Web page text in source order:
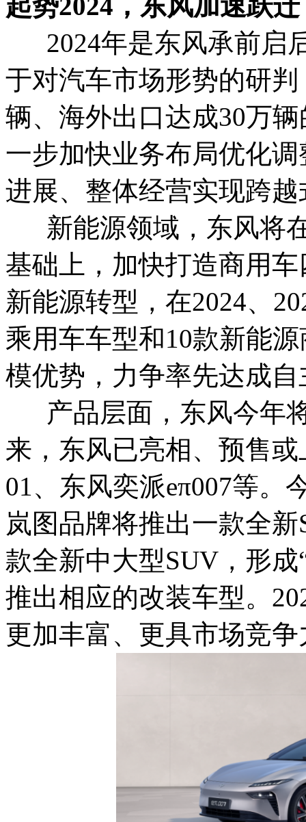
起势2024，东风加速跃迁
2024年是东风承前启
于对汽车市场形势的研
辆、海外出口达成30万
一步加快业务布局优化
进展、整体经营实现跨
新能源领域，东风将
基础上，加快打造商用
新能源转型，在2024、
乘用车车型和10款新能
模优势，力争率先达成
产品层面，东风今年
来，东风已亮相、预售
01、东风奕派eπ007等。
岚图品牌将推出一款全
款全新中大型SUV，形
推出相应的改装车型。
更加丰富、更具市场竞争